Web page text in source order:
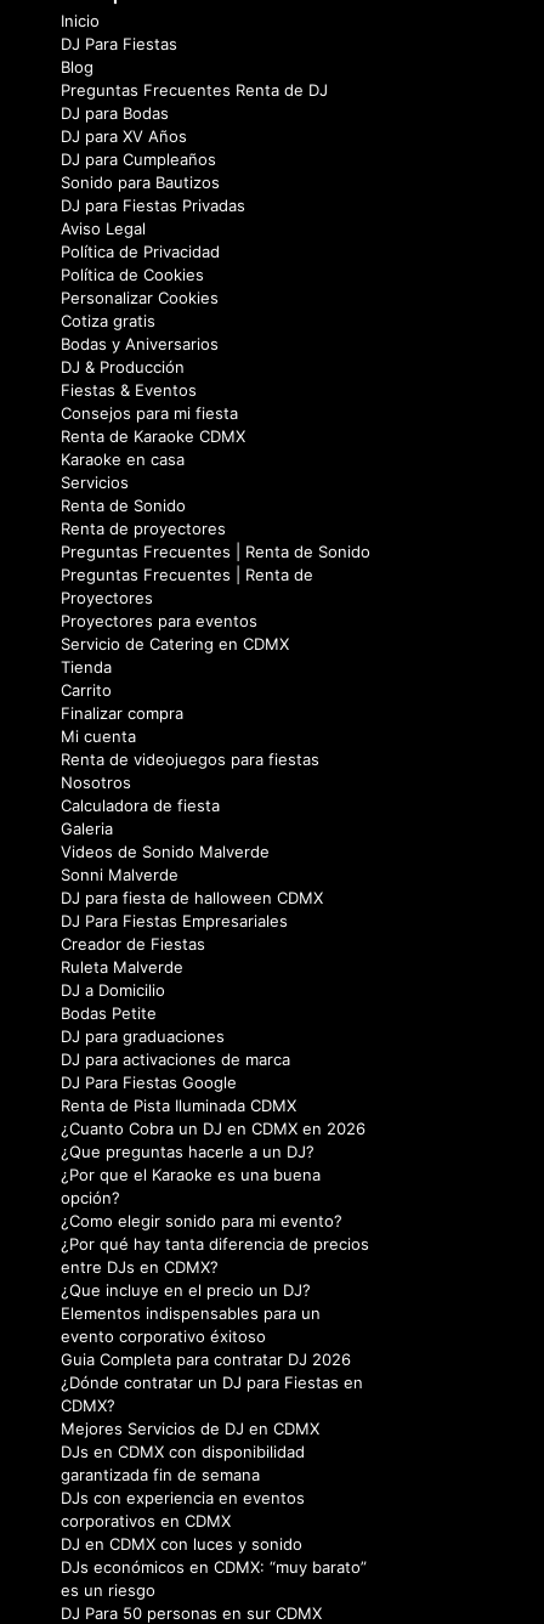
Inicio
DJ Para Fiestas
Blog
Preguntas Frecuentes Renta de DJ
DJ para Bodas
DJ para XV Años
DJ para Cumpleaños
Sonido para Bautizos
DJ para Fiestas Privadas
Aviso Legal
Política de Privacidad
Política de Cookies
Personalizar Cookies
Cotiza gratis
Bodas y Aniversarios
DJ & Producción
Fiestas & Eventos
Consejos para mi fiesta
Renta de Karaoke CDMX
Karaoke en casa
Servicios
Renta de Sonido
Renta de proyectores
Preguntas Frecuentes | Renta de Sonido
Preguntas Frecuentes | Renta de
Proyectores
Proyectores para eventos
Servicio de Catering en CDMX
Tienda
Carrito
Finalizar compra
Mi cuenta
Renta de videojuegos para fiestas
Nosotros
Calculadora de fiesta
Galeria
Videos de Sonido Malverde
Sonni Malverde
DJ para fiesta de halloween CDMX
DJ Para Fiestas Empresariales
Creador de Fiestas
Ruleta Malverde
DJ a Domicilio
Bodas Petite
DJ para graduaciones
DJ para activaciones de marca
DJ Para Fiestas Google
Renta de Pista Iluminada CDMX
¿Cuanto Cobra un DJ en CDMX en 2026
¿Que preguntas hacerle a un DJ?
¿Por que el Karaoke es una buena
opción?
¿Como elegir sonido para mi evento?
¿Por qué hay tanta diferencia de precios
entre DJs en CDMX?
¿Que incluye en el precio un DJ?
Elementos indispensables para un
evento corporativo éxitoso
Guia Completa para contratar DJ 2026
¿Dónde contratar un DJ para Fiestas en
CDMX?
Mejores Servicios de DJ en CDMX
DJs en CDMX con disponibilidad
garantizada fin de semana
DJs con experiencia en eventos
corporativos en CDMX
DJ en CDMX con luces y sonido
DJs económicos en CDMX: “muy barato”
es un riesgo
DJ Para 50 personas en sur CDMX